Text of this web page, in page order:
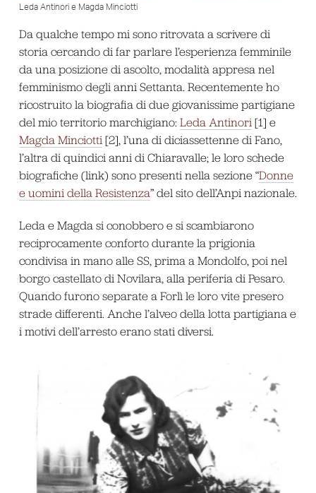
Leda Antinori e Magda Minciotti
Da qualche tempo mi sono ritrovata a scrivere di
storia cercando di far parlare l’esperienza femminile
da una posizione di ascolto, modalità appresa nel
femminismo degli anni Settanta. Recentemente ho
ricostruito la biografia di due giovanissime partigiane
del mio territorio marchigiano: Leda Antinori[1] e
Magda Minciotti[2], l’una di diciassettenne di Fano,
l’altra di quindici anni di Chiaravalle; le loro schede
biografiche (link) sono presenti nella sezione “Donne
e uomini della Resistenza” del sito dell’Anpi nazionale.
Leda e Magda si conobbero e si scambiarono
reciprocamente conforto durante la prigionia
condivisa in mano alle SS, prima a Mondolfo, poi nel
borgo castellato di Novilara, alla periferia di Pesaro.
Quando furono separate a Forlì le loro vite presero
strade differenti. Anche l’alveo della lotta partigiana e
i motivi dell’arresto erano stati diversi.